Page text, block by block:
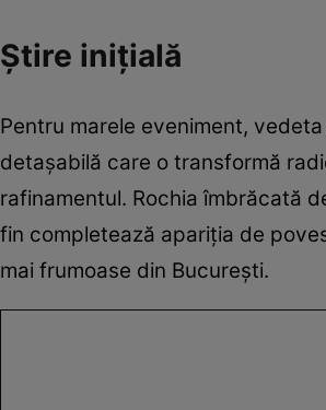
Știre inițială
Pentru marele eveniment,
detașabilă care o transformă
rafinamentul. Rochia îmbrăcată
fin completează apariția de
mai frumoase din București.